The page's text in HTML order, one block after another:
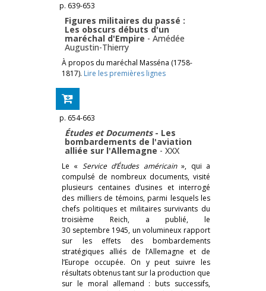
p. 639-653
Figures militaires du passé :
Les obscurs débuts d'un
maréchal d'Empire - Amédée
Augustin-Thierry
À propos du maréchal Masséna (1758-
1817). Lire les premières lignes
p. 654-663
Études et Documents- Les
bombardements de l'aviation
alliée sur l'Allemagne - XXX
Le « Service d’Études américain», qui a
compulsé de nombreux documents, visité
plusieurs centaines d’usines et interrogé
des milliers de témoins, parmi lesquels les
chefs politiques et militaires survivants du
troisième Reich, a publié, le
30 septembre 1945, un volumineux rapport
sur les effets des bombardements
stratégiques alliés de l’Allemagne et de
l’Europe occupée. On y peut suivre les
résultats obtenus tant sur la production que
sur le moral allemand : buts successifs,